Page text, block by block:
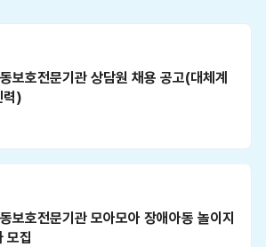
보호전문기관 상담원 채용 공고(대체계
력)
보호전문기관 모아모아 장애아동 놀이지
모집